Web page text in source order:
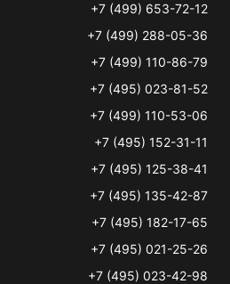
+7 (499) 653-72-12
+7 (499) 288-05-36
+7 (499) 110-86-79
+7 (495) 023-81-52
+7 (499) 110-53-06
+7 (495) 152-31-11
+7 (495) 125-38-41
+7 (495) 135-42-87
+7 (495) 182-17-65
+7 (495) 021-25-26
+7 (495) 023-42-98